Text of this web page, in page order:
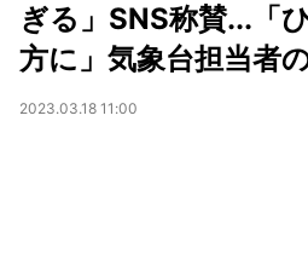
ぎる」SNS称賛...「
方に」気象台担当者
2023.03.18 11:00